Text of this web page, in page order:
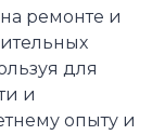
ремонте и
для
и
опыту и